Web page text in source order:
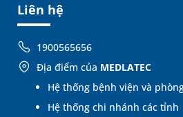
Liên hệ
1900565656
Địa điểm của MEDLATEC
Hệ thống bệnh viện và
Hệ thống chi nhánh các tỉnh